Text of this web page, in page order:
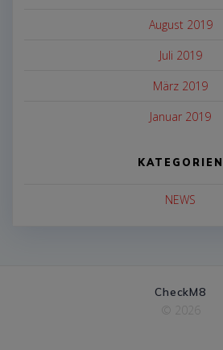
August 2019
Juli 2019
März 2019
Januar 2019
KATEGORIEN
NEWS
CheckM8
© 2026